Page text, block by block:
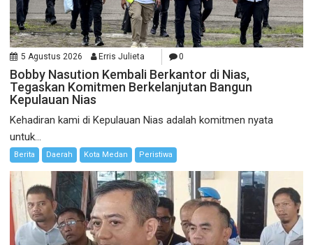
5 Agustus 2026 Erris Julieta 0
Bobby Nasution Kembali Berkantor di Nias,
Tegaskan Komitmen Berkelanjutan Bangun
Kepulauan Nias
Kehadiran kami di Kepulauan Nias adalah komitmen nyata
untuk...
Berita Daerah Kota Medan Peristiwa